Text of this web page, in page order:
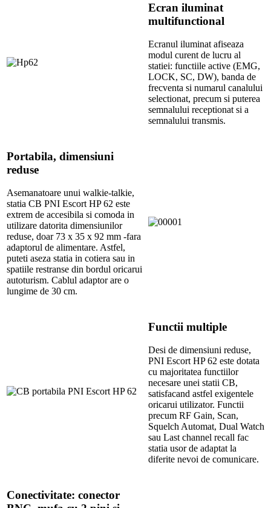
Ecran iluminat
multifunctional
Ecranul iluminat afiseaza
modul curent de lucru al
statiei: functiile active (EMG,
LOCK, SC, DW), banda de
frecventa si numarul canalului
selectionat, precum si puterea
semnalului receptionat si a
semnalului transmis.
Portabila, dimensiuni
reduse
Asemanatoare unui walkie-talkie,
statia CB PNI Escort HP 62 este
extrem de accesibila si comoda in
utilizare datorita dimensiunilor
reduse, doar 73 x 35 x 92 mm -fara
adaptorul de alimentare. Astfel,
puteti aseza statia in cotiera sau in
spatiile restranse din bordul oricarui
autoturism. Cablul adaptor are o
lungime de 30 cm.
Functii multiple
Desi de dimensiuni reduse,
PNI Escort HP 62 este dotata
cu majoritatea functiilor
necesare unei statii CB,
satisfacand astfel exigentele
oricarui utilizator. Functii
precum RF Gain, Scan,
Squelch Automat, Dual Watch
sau Last channel recall fac
statia usor de adaptat la
diferite nevoi de comunicare.
Conectivitate: conector